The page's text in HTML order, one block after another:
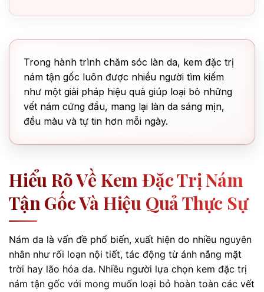
Trong hành trình chăm sóc làn da, kem đặc trị
nám tận gốc luôn được nhiều người tìm kiếm
như một giải pháp hiệu quả giúp loại bỏ những
vết nám cứng đầu, mang lại làn da sáng mịn,
đều màu và tự tin hơn mỗi ngày.
Hiểu Rõ Về Kem Đặc Trị Nám
Tận Gốc Và Hiệu Quả Thực Sự
Nám da là vấn đề phổ biến, xuất hiện do nhiều nguyên
nhân như rối loạn nội tiết, tác động từ ánh nắng mặt
trời hay lão hóa da. Nhiều người lựa chọn kem đặc trị
nám tận gốc với mong muốn loại bỏ hoàn toàn các vết